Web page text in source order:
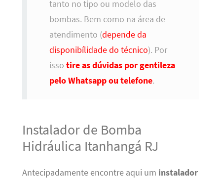
tanto no tipo ou modelo das
bombas. Bem como na área de
atendimento (depende da
disponibílidade do técnico). Por
isso tire as dúvidas por gentileza
pelo Whatsapp ou telefone.
Instalador de Bomba
Hidráulica Itanhangá RJ
Antecipadamente encontre aqui um instalador